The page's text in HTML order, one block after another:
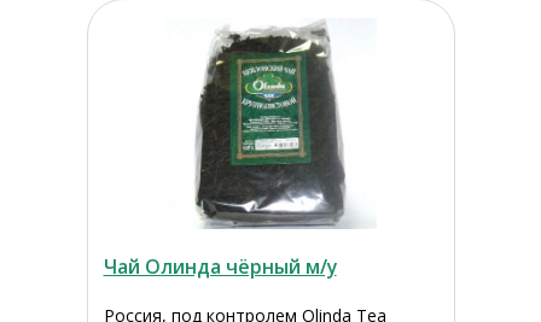
Чай Олинда чёрный м/у
Россия, под контролем Olinda Tea